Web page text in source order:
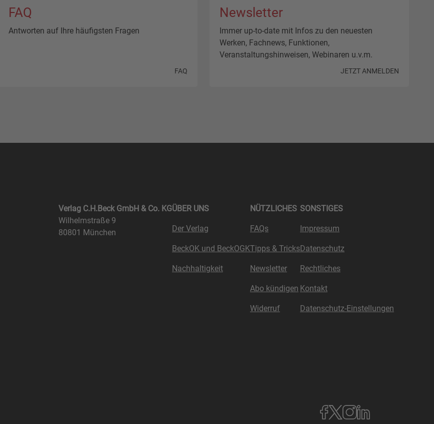
FAQ
Antworten auf Ihre häufigsten Fragen
FAQ
Newsletter
Immer up-to-date mit Infos zu den neuesten
Werken, Fachnews, Funktionen,
Veranstaltungshinweisen, Webinaren u.v.m.
JETZT ANMELDEN
Verlag C.H.Beck GmbH & Co. KG
Wilhelmstraße 9
80801 München
ÜBER UNS
Der Verlag
BeckOK und BeckOGK
Nachhaltigkeit
NÜTZLICHES
FAQs
Tipps & Tricks
Newsletter
Abo kündigen
Widerruf
SONSTIGES
Impressum
Datenschutz
Rechtliches
Kontakt
Datenschutz-Einstellungen